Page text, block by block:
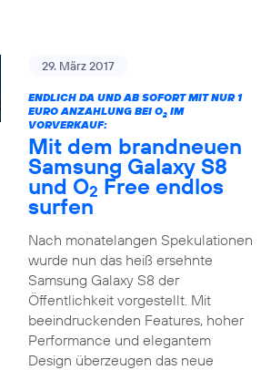
29. März 2017
ENDLICH DA UND AB SOFORT MIT NUR 1
EURO ANZAHLUNG BEI O2IM
VORVERKAUF:
Mit dem brandneuen
Samsung Galaxy S8
und O2 Free endlos
surfen
Nach monatelangen Spekulationen
wurde nun das heiß ersehnte
Samsung Galaxy S8 der
Öffentlichkeit vorgestellt. Mit
beeindruckenden Features, hoher
Performance und elegantem
Design überzeugen das neue